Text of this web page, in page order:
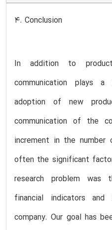
4. Conclusion
In addition to product
communication plays
adoption of new
communication of the
increment in the
often the significant
research problem was
financial indicators and
company. Our goal has